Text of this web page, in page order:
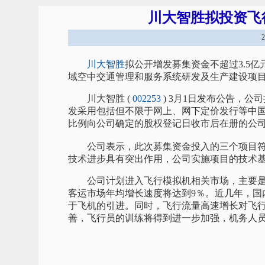
川大智胜拟投资
川大智胜拟公开增发募集资金不超过3.5
域空中交通管理和服务系统研发及生产建设项
川大智胜 ( 002253 ) 3月1日发布公告，公
发采用包括但不限于网上、网下定价发行等中
比例向公司确定的股权登记日收市后在册的公
公司表示，此次募集资金投入的三个项目符
技术进步具有突出作用，公司实施项目的技术
公司计划进入飞行模拟机相关市场，主要是
客运市场年均增长速度将达到9％。近几年，
于飞机的引进。同时，飞行流量高速增长对飞
善，飞行员的训练将得到进一步加强，机务人